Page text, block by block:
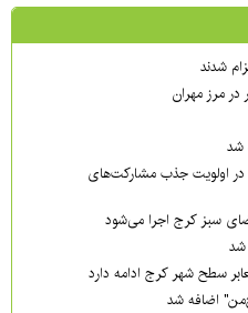
شدند
مرز مهران
در اولویت‌ جذب مشارکت‌های
سبز کرج اجرا می‌شود
شد
سطح شهر کرج ادامه دارد
اضافه شد